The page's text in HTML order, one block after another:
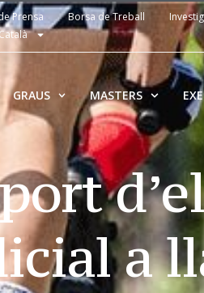
Prensa Borsa de Treball
GRAUS MASTERS
a